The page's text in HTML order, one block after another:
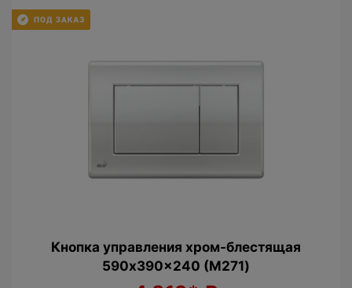
Кнопка управления хром-блестящая
590x390x240 (М271)